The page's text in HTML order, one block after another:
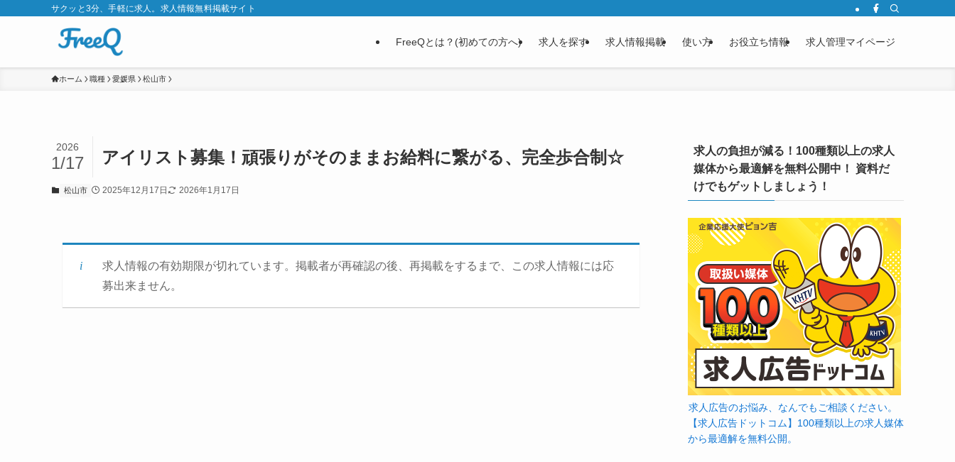
サクッと3分、手軽に求人。求人情報無料掲載サイト
FreeQとは？(初めての方へ) 求人を探す 求人情報掲載 使い方 お役立ち情報 求人管理マイページ
ホーム 職種 愛媛県 松山市
アイリスト募集！頑張りがそのままお給料に繋がる、完全歩合制☆
2026
1/17
松山市 2025年12月17日 2026年1月17日
求人情報の有効期限が切れています。掲載者が再確認の後、再掲載をするまで、この求人情報には応
募出来ません。
求人の負担が減る！100種類以上の求人
媒体から最適解を無料公開中！ 資料だ
けでもゲットしましょう！
求人広告のお悩み、なんでもご相談ください。
【求人広告ドットコム】100種類以上の求人媒体
から最適解を無料公開。